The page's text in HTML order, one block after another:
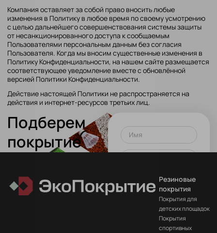
Компания оставляет за собой право вносить любые
изменения в Политику в любое время по своему усмотрению
с целью дальнейшего совершенствования системы защиты
от несанкционированного доступа к сообщаемым
Пользователями персональным данным без согласия
Пользователя. Когда мы вносим существенные изменения в
Политику Конфиденциальности, на нашем сайте размещается
соответствующее уведомление вместе с обновлённой
версией Политики Конфиденциальности.
Действие настоящей Политики не распространяется на
действия и интернет-ресурсов третьих лиц.
Подберем
покрытие
проекта!
Имя
Оставить заявку
Нажимая на кнопку вы
соглашаетесь
обработку данных
Резиновые
покрытия
Покрытия для
детских площадок
Покрытия
спортивных